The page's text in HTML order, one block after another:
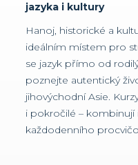
jazyka i kultury
Hanoj, historické a
ideálním místem pro
se jazyk přímo od
poznejte autentický
jihovýchodní Asie.
i pokročilé – kombinují
každodenního